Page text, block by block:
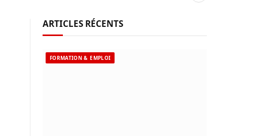
ARTICLES RÉCENTS
FORMATION & EMPLOI